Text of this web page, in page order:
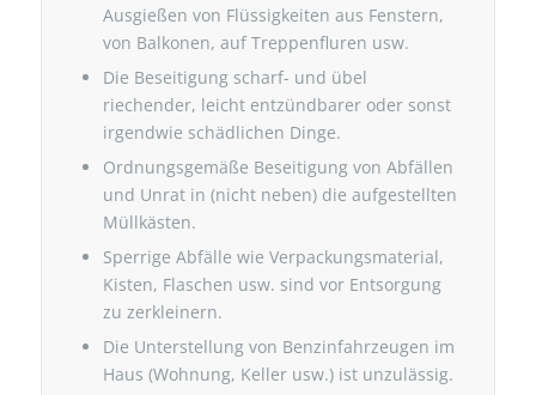
Ausgießen von Flüssigkeiten aus Fenstern,
von Balkonen, auf Treppenfluren usw.
Die Beseitigung scharf- und übel
riechender, leicht entzündbarer oder sonst
irgendwie schädlichen Dinge.
Ordnungsgemäße Beseitigung von Abfällen
und Unrat in (nicht neben) die aufgestellten
Müllkästen.
Sperrige Abfälle wie Verpackungsmaterial,
Kisten, Flaschen usw. sind vor Entsorgung
zu zerkleinern.
Die Unterstellung von Benzinfahrzeugen im
Haus (Wohnung, Keller usw.) ist unzulässig.